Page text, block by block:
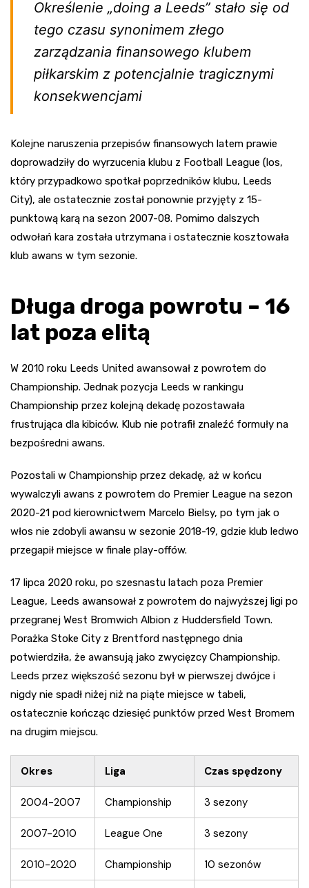
Określenie „doing a Leeds” stało się od
tego czasu synonimem złego
zarządzania finansowego klubem
piłkarskim z potencjalnie tragicznymi
konsekwencjami
Kolejne naruszenia przepisów finansowych latem prawie
doprowadziły do wyrzucenia klubu z Football League (los,
który przypadkowo spotkał poprzedników klubu, Leeds
City), ale ostatecznie został ponownie przyjęty z 15-
punktową karą na sezon 2007-08. Pomimo dalszych
odwołań kara została utrzymana i ostatecznie kosztowała
klub awans w tym sezonie.
Długa droga powrotu – 16
lat poza elitą
W 2010 roku Leeds United awansował z powrotem do
Championship. Jednak pozycja Leeds w rankingu
Championship przez kolejną dekadę pozostawała
frustrująca dla kibiców. Klub nie potrafił znaleźć formuły na
bezpośredni awans.
Pozostali w Championship przez dekadę, aż w końcu
wywalczyli awans z powrotem do Premier League na sezon
2020-21 pod kierownictwem Marcelo Bielsy, po tym jak o
włos nie zdobyli awansu w sezonie 2018-19, gdzie klub ledwo
przegapił miejsce w finale play-offów.
17 lipca 2020 roku, po szesnastu latach poza Premier
League, Leeds awansował z powrotem do najwyższej ligi po
przegranej West Bromwich Albion z Huddersfield Town.
Porażka Stoke City z Brentford następnego dnia
potwierdziła, że awansują jako zwycięzcy Championship.
Leeds przez większość sezonu był w pierwszej dwójce i
nigdy nie spadł niżej niż na piąte miejsce w tabeli,
ostatecznie kończąc dziesięć punktów przed West Bromem
na drugim miejscu.
Okres Liga Czas spędzony
2004-2007 Championship 3 sezony
2007-2010 League One 3 sezony
2010-2020 Championship 10 sezonów